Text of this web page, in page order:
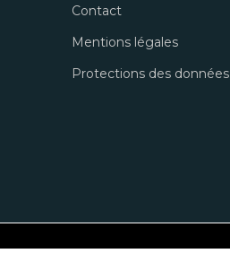
Contact
Mentions légales
Protections des données